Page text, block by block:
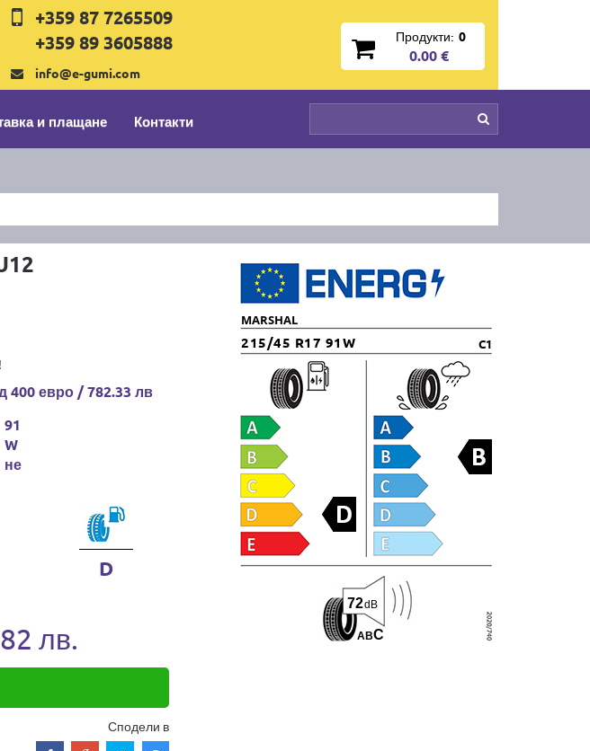
+359 87 7265509
+359 89 3605888
info@e-gumi.com
Продукти: 0
0.00 €
и плащане Контакти
400 евро / 782.33 лв
91
W
не
D
лв.
Сподели в
MARSHAL
215/45 R17 91W C1
ABC
72dB